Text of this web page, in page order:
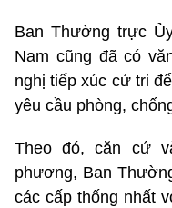
Ban Thường trực
Nam cũng đã có
nghị tiếp xúc cử tri
yêu cầu phòng,
Theo đó, căn cứ
phương, Ban
các cấp thống nhất